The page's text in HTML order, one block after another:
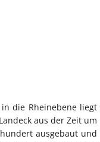
die Rheinebene liegt
aus der Zeit um
ausgebaut und